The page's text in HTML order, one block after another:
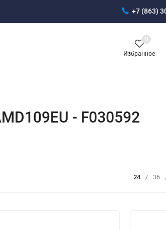
+7 (863)
Избранное
0
- F030592
24 / 36